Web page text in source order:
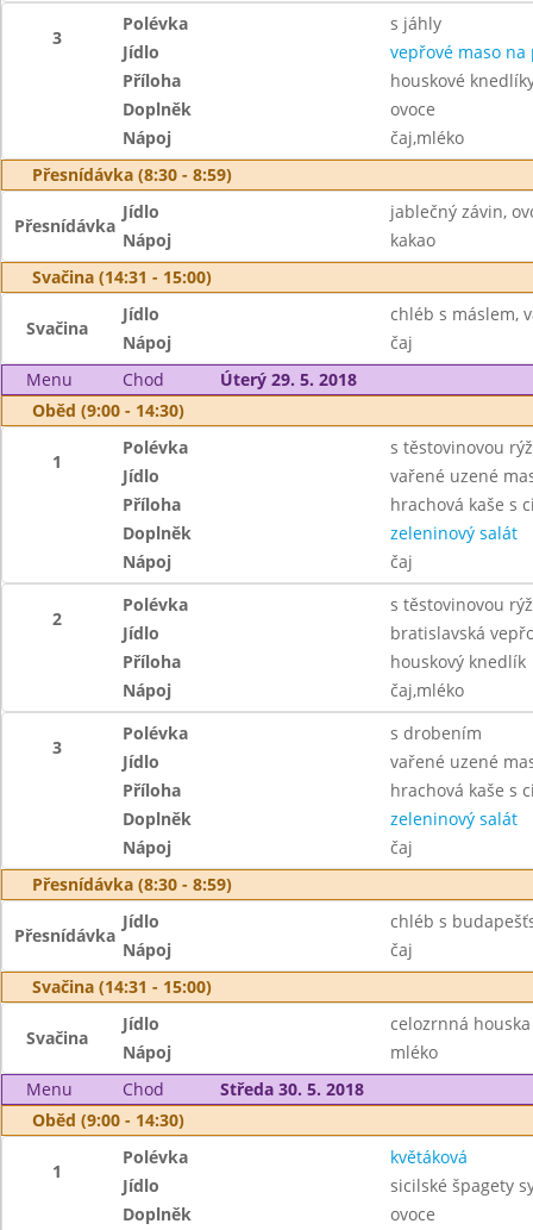
3
Polévka
s jáhly
Jídlo
vepřové maso na
Příloha
houskové
Doplněk
ovoce
Nápoj
čaj,mléko
Přesnídávka (8:30 - 8:59)
Přesnídávka
Jídlo
jablečný závin,
Nápoj
kakao
Svačina (14:31 - 15:00)
Svačina
Jídlo
chléb s máslem,
Nápoj
čaj
Menu
Chod
Úterý 29. 5. 2018
Oběd (9:00 - 14:30)
1
Polévka
s těstovinovou
Jídlo
vařené uzené
Příloha
hrachová kaše s
Doplněk
zeleninový salát
Nápoj
čaj
2
Polévka
s těstovinovou
Jídlo
bratislavská
Příloha
houskový knedlík
Nápoj
čaj,mléko
3
Polévka
s drobením
Jídlo
vařené uzené
Příloha
hrachová kaše s
Doplněk
zeleninový salát
Nápoj
čaj
Přesnídávka (8:30 - 8:59)
Přesnídávka
Jídlo
chléb s
Nápoj
čaj
Svačina (14:31 - 15:00)
Svačina
Jídlo
celozrnná
Nápoj
mléko
Menu
Chod
Středa 30. 5. 2018
Oběd (9:00 - 14:30)
1
Polévka
květáková
Jídlo
sicilské špagety
Doplněk
ovoce